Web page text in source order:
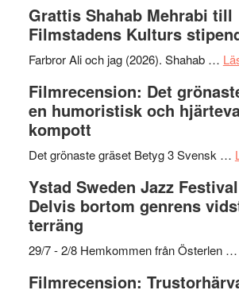
Files:
I
–
med
Fox
och
Grattis Shahab Mehrabi till
Filmstadens Kulturs
Farbror Ali och jag (2026). Shahab …
Filmrecension: Det
en humoristisk och
kompott
Det grönaste gräset Betyg 3 Svensk …
Ystad Sweden Jazz
Delvis bortom genrens
terräng
29/7 - 2/8 Hemkommen från Österlen …
Filmrecension: